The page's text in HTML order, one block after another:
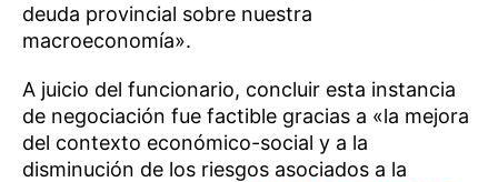
deuda provincial sobre nuestra
macroeconomía».
A juicio del funcionario, concluir esta instancia
de negociación fue factible gracias a «la mejora
del contexto económico-social y a la
disminución de los riesgos asociados a la